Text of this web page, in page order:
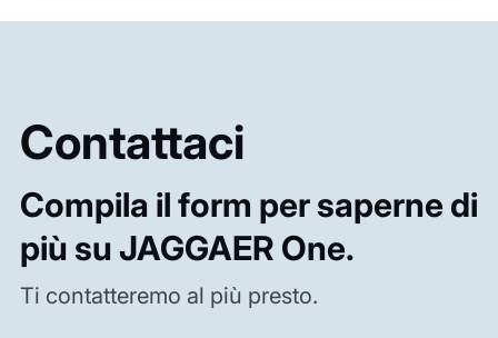
Contattaci
Compila il form per saperne di
più su JAGGAER One.
Ti contatteremo al più presto.